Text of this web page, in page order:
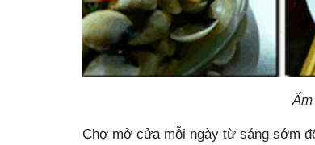
Chợ mở cửa mỗi ngày từ sáng sớm